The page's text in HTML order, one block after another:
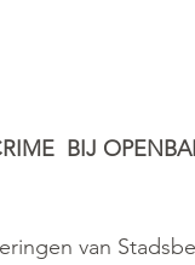
BIJ
van